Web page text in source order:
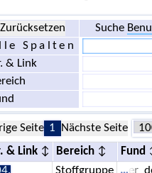
Zurücksetzen Suche
Spalten
& Link
Seite 1 Nächste Seite
& Link Bereich
Fund